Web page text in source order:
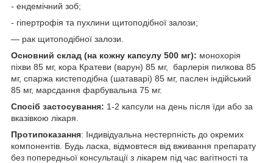
- ендемічний зоб;
- гіпертрофія та пухлини щитоподібної залози;
— рак щитоподібної залози.
Основний склад (на кожну капсулу 500 мг): монохорія
піхви 85 мг, кора Кратеви (варун) 85 мг, барлерія пилкова 85
мг, спаржа кистеподібна (шатаварі) 85 мг, паслен індійський
85 мг, марсдання фарбувальна 75 мг.
Спосіб застосування: 1-2 капсули на день після їди або за
вказівкою лікаря.
Протипоказання: Індивідуальна нестерпність до окремих
компонентів. Будь ласка, відмовтеся від вживання препарату
без попередньої консультації з лікарем під час вагітності та